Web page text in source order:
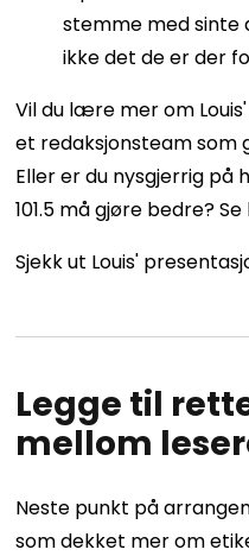
stemme med sinte
ikke det de er der
Vil du lære mer om
et redaksjonsteam som
Eller er du nysgjerrig på
101.5 må gjøre bedre?
Sjekk ut Louis'
Legge til
mellom
Neste punkt på
som dekket mer om